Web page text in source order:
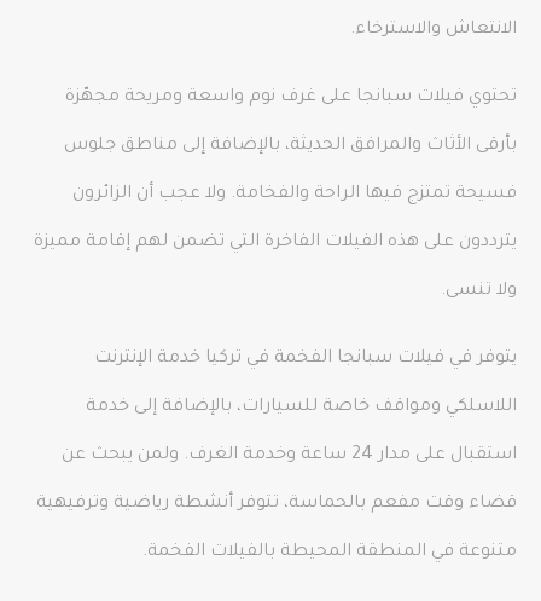
الانتعاش والاسترخاء.
تحتوي فيلات سبانجا على غرف نوم واسعة ومريحة مجهّزة
بأرقى الأثاث والمرافق الحديثة، بالإضافة إلى مناطق جلوس
فسيحة تمتزج فيها الراحة والفخامة. ولا عجب أن الزائرون
يترددون على هذه الفيلات الفاخرة التي تضمن لهم إقامة مميزة
ولا تنسى.
يتوفر في فيلات سبانجا الفخمة في تركيا خدمة الإنترنت
اللاسلكي ومواقف خاصة للسيارات، بالإضافة إلى خدمة
استقبال على مدار 24 ساعة وخدمة الغرف. ولمن يبحث عن
قضاء وقت مفعم بالحماسة، تتوفر أنشطة رياضية وترفيهية
متنوعة في المنطقة المحيطة بالفيلات الفخمة.